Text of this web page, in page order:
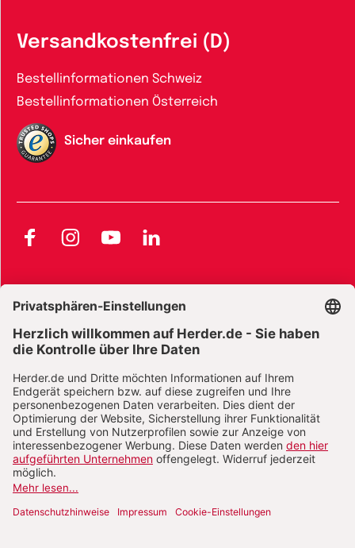
Versandkostenfrei (D)
Bestellinformationen Schweiz
Bestellinformationen Österreich
Sicher einkaufen
FacebookInstagramYouTubeLinkedIn
Widerrufsbelehrung E-Books
Widerrufsbelehrung Zeitschriften Datenschutz
Datenschutz Social Media Barrierefreiheit
Vertrag widerrufen